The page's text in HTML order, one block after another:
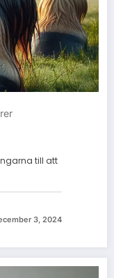
till att
3, 2024